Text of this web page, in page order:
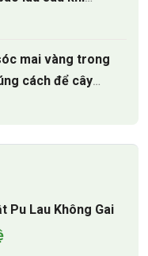
mai vàng trong
cách để cây
Pu Lau Không Gai